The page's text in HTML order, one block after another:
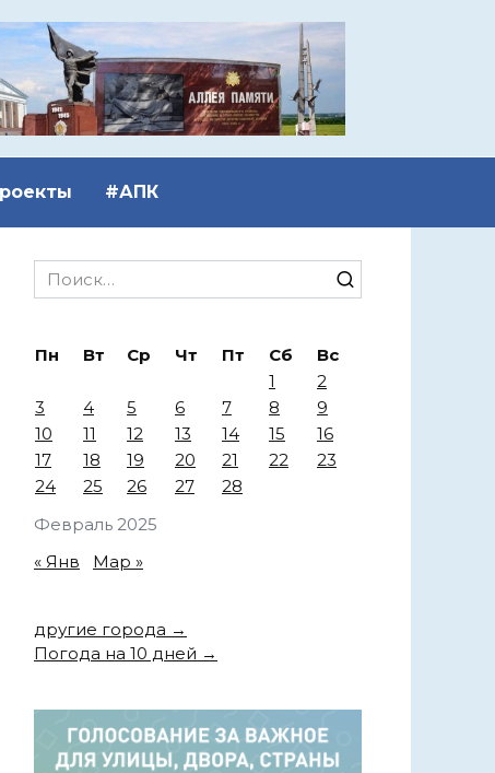
#АПК
Search
for:
Февраль 2025
Пн Вт Ср Чт Пт Сб
Вс
1
2
3
4 5 6 7 8
9
10
11 12 13 14 15
16
17
18 19 20 21 22
23
24
25 26 27 28
« Янв Мар »
другие города →
Погода на 10 дней →